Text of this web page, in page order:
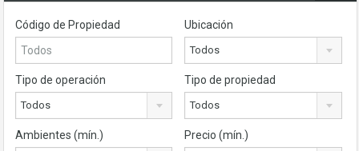
Código de Propiedad Ubicación
Todos
Tipo de operación
Todos
Tipo de propiedad
Todos
Ambientes (mín.) Precio (mín.)